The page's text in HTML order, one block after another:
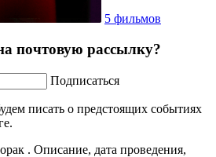
5 фильмов
почтовую рассылку?
Подписаться
писать о предстоящих событиях
. Описание, дата проведения,